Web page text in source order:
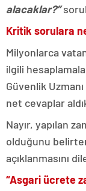
alacaklar?”
Kritik sorulara
Milyonlarca
ilgili
Güvenlik
net cevaplar
Nayır, yapılan
olduğunu
açıklanmasını
“Asgari ücrete